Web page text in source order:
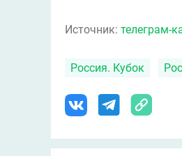
Источник: телеграм-
Россия. Кубок